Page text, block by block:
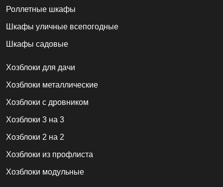
Роллетные шкафы
Шкафы уличные всепогодные
Шкафы садовые
Хозблоки для дачи
Хозблоки металлические
Хозблоки с дровником
Хозблоки 3 на 3
Хозблоки 2 на 2
Хозблоки из профлиста
Хозблоки модульные